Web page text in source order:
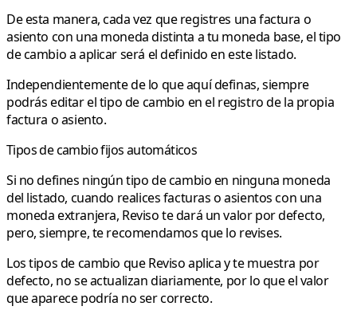
De esta manera, cada vez que registres una factura o
asiento con una moneda distinta a tu moneda base, el tipo
de cambio a aplicar será el definido en este listado.
Independientemente de lo que aquí definas,siempre
podrás editar el tipo de cambio en el registro de la propia
factura o asiento.
Tipos de cambio fijos automáticos
Si no defines ningún tipo de cambioen ninguna moneda
del listado, cuando realices facturas o asientos con una
moneda extranjera, Reviso te dará un valor por defecto,
pero, siempre, te recomendamos que lo revises.
Los tipos de cambio que Reviso aplica y te muestra por
defecto, no se actualizan diariamente, por lo que el valor
que aparece podría no ser correcto.